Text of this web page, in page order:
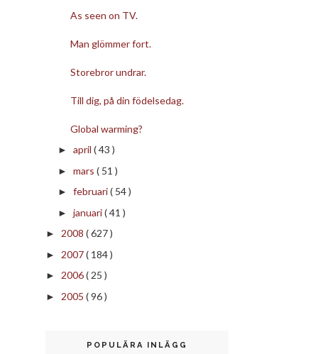
As seen on TV.
Man glömmer fort.
Storebror undrar.
Till dig, på din födelsedag.
Global warming?
► april ( 43 )
► mars ( 51 )
► februari( 54 )
► januari( 41 )
► 2008 ( 627 )
► 2007( 184 )
► 2006( 25 )
► 2005 ( 96 )
POPULÄRA INLÄGG